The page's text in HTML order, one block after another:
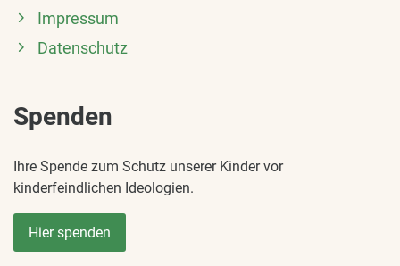
Impressum
Datenschutz
Spenden
Ihre Spende zum Schutz unserer Kinder vor
kinderfeindlichen Ideologien.
Hier spenden